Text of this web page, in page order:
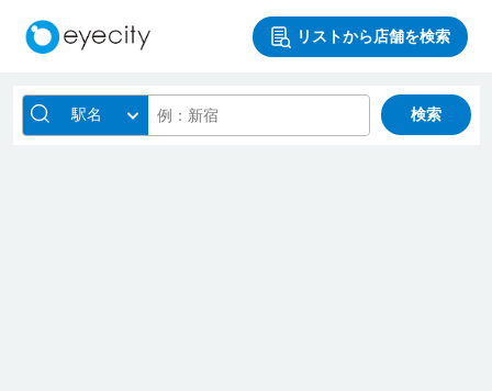
リストから店舗を検索
駅名 検索